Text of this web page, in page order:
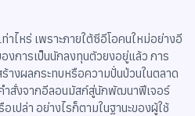
าไหร่ เพราะภายใต้ซีอีโอคนใหม่อย่างอี
งการเป็นนักลงทุนตัวยงอยู่แล้ว การ
างผลกระทบหรือความปั่นป่วนในตลาด
ำสั่งจากอีลอนมัสก์สู่นักพัฒนาฟีเจอร์
เปล่า อย่างไรก็ตามในฐานะของผู้ใช้